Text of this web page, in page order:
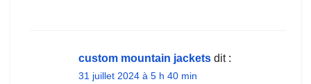
custom mountain jackets dit :
31 juillet 2024 à 5 h 40 min